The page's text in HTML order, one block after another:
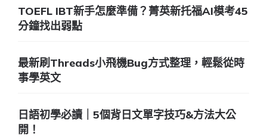
TOEFL IBT新手怎麼準備？菁英新托福AI模考45
分鐘找出弱點
最新刷Threads小飛機Bug方式整理，輕鬆從時
事學英文
日語初學必讀｜5個背日文單字技巧&方法大公
開！